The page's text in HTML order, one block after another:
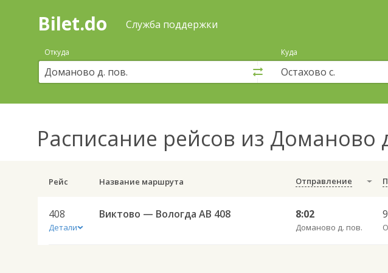
Поиск
покупка
билетов
автобус
онлайн
Bilet.do Служба поддержки
Откуда Куда
Расписание рейсов из Доманово
Рейс Название маршрута Отправление
408
Детали
Виктово — Вологда АВ 408 8:02
Доманово д. пов.